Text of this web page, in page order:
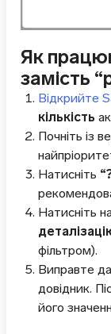
Як
замість
Відкрийте
кількість
Почніть із
Натисніть
Натисніть
фільтром).
Виправте
довідник.
його